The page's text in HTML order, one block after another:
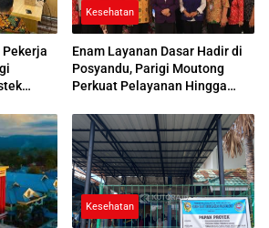
Kesehatan
Enam Layanan Dasar Hadir di
Posyandu, Parigi Moutong
Perkuat Pelayanan Hingga
Kesehatan